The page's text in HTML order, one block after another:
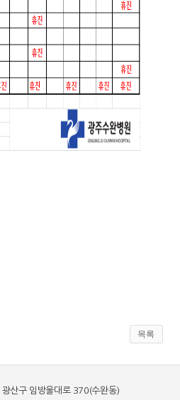
목록
산구 임방울대로 370(수완동)